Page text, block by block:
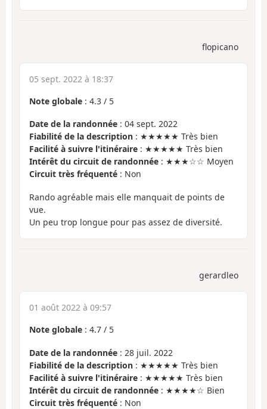
flopicano
05 sept. 2022 à 18:37
Note globale : 4.3 / 5
Date de la randonnée : 04 sept. 2022
Fiabilité de la description : ★★★★★ Très bien
Facilité à suivre l'itinéraire : ★★★★★ Très bien
Intérêt du circuit de randonnée : ★★★☆☆ Moyen
Circuit très fréquenté : Non
Rando agréable mais elle manquait de points de
vue.
Un peu trop longue pour pas assez de diversité.
gerardleo
01 août 2022 à 09:57
Note globale : 4.7 / 5
Date de la randonnée : 28 juil. 2022
Fiabilité de la description : ★★★★★ Très bien
Facilité à suivre l'itinéraire : ★★★★★ Très bien
Intérêt du circuit de randonnée : ★★★★☆ Bien
Circuit très fréquenté : Non